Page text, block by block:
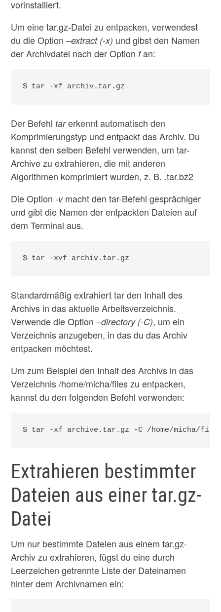
vorinstalliert.
Um eine tar.gz-Datei zu entpacken, verwendest
du die Option–extract (-x) und gibst den Namen
der Archivdatei nach der Option fan:
$ tar -xf archiv.tar.gz
Der Befehl tarerkennt automatisch den
Komprimierungstyp und entpackt das Archiv. Du
kannst den selben Befehl verwenden, um tar-
Archive zu extrahieren, die mit anderen
Algorithmen komprimiert wurden, z. B. .tar.bz2
Die Option -vmacht den tar-Befehl gesprächiger
und gibt die Namen der entpackten Dateien auf
dem Terminal aus.
$ tar -xvf archiv.tar.gz
Standardmäßig extrahiert tar den Inhalt des
Archivs in das aktuelle Arbeitsverzeichnis.
Verwende die Option–directory (-C), um ein
Verzeichnis anzugeben, in das du das Archiv
entpacken möchtest.
Um zum Beispiel den Inhalt des Archivs in das
Verzeichnis /home/micha/files zu entpacken,
kannst du den folgenden Befehl verwenden:
$ tar -xf archive.tar.gz -C /home/micha/
Extrahieren bestimmter
Dateien aus einer tar.gz-
Datei
Um nur bestimmte Dateien aus einem tar.gz-
Archiv zu extrahieren, fügst du eine durch
Leerzeichen getrennte Liste der Dateinamen
hinter dem Archivnamen ein: